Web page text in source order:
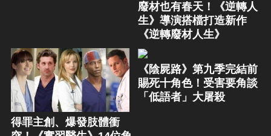
廢材也有春天！《逆轉人
生》導演搭檔打造新作
《逆轉廢材人生》
得罪主創、爆發肢體衝
《陰屍路》第九季完結前
賜死十角色！受害要角談
「低語者」大屠殺